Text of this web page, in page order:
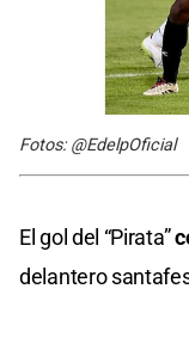
Fotos: @EdelpOficial
El gol del “Pirata”
delantero